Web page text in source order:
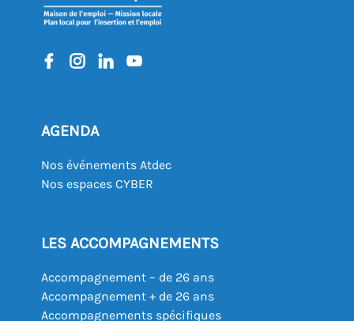
AGENDA
Nos événements Atdec
Nos espaces CYBER
LES ACCOMPAGNEMENTS
Accompagnement – de 26 ans
Accompagnement + de 26 ans
Accompagnements spécifiques